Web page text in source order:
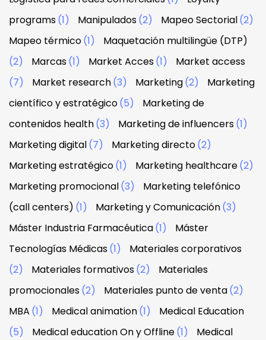
programs(1) Manipulados(2) Mapeo Sectorial(2)
Mapeo térmico(1)
Maquetación multilingüe (DTP)
(2)
Marcas(1) Market Acces(1)
Market access
(7)
Market research(3) Marketing(2)
Marketing
científico y estratégico(5)
Marketing de
contenidos health(3) Marketing de influencers(1)
Marketing digital(7) Marketing directo(2)
Marketing estratégico(1) Marketing healthcare(2)
Marketing promocional(3)
Marketing telefónico
(call centers) (1) Marketing y Comunicación(3)
Máster Industria Farmacéutica(1)
Máster
Tecnologías Médicas(1)
Materiales corporativos
(2)
Materiales formativos(2)
Materiales
promocionales(2) Materiales punto de venta(2)
MBA (1) Medical animation(1)
Medical Education
(5)
Medical education On y Offline(1)
Medical